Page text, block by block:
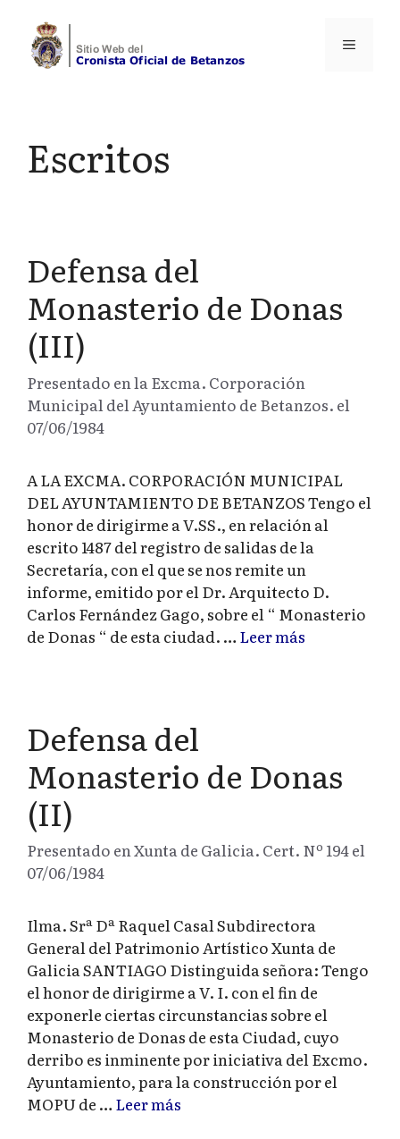
contenido
Menú
Escritos
Defensa del
Monasterio de Donas
(III)
Presentado en la Excma. Corporación
Municipal del Ayuntamiento de Betanzos. el
07/06/1984
A LA EXCMA. CORPORACIÓN MUNICIPAL
DEL AYUNTAMIENTO DE BETANZOS Tengo el
honor de dirigirme a V.SS., en relación al
escrito 1487 del registro de salidas de la
Secretaría, con el que se nos remite un
informe, emitido por el Dr. Arquitecto D.
Carlos Fernández Gago, sobre el “ Monasterio
de Donas “ de esta ciudad. …Leer más
Defensa del
Monasterio de Donas
(II)
Presentado en Xunta de Galicia. Cert. Nº 194 el
07/06/1984
Ilma. Srª Dª Raquel Casal Subdirectora
General del Patrimonio Artístico Xunta de
Galicia SANTIAGO Distinguida señora: Tengo
el honor de dirigirme a V. I. con el fin de
exponerle ciertas circunstancias sobre el
Monasterio de Donas de esta Ciudad, cuyo
derribo es inminente por iniciativa del Excmo.
Ayuntamiento, para la construcción por el
MOPU de …Leer más